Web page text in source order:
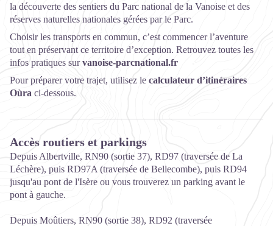
la découverte des sentiers du Parc national de la Vanoise et des
réserves naturelles nationales gérées par le Parc.
Choisir les transports en commun, c’est commencer l’aventure
tout en préservant ce territoire d’exception. Retrouvez toutes les
infos pratiques survanoise-parcnational.fr
Pour préparer votre trajet, utilisez le calculateur d’itinéraires
Oùra ci-dessous.
Accès routiers et parkings
Depuis Albertville, RN90 (sortie 37), RD97 (traversée de La
Léchère), puis RD97A (traversée de Bellecombe), puis RD94
jusqu'au pont de l'Isère ou vous trouverez un parking avant le
pont à gauche.
Depuis Moûtiers, RN90 (sortie 38), RD92 (traversée